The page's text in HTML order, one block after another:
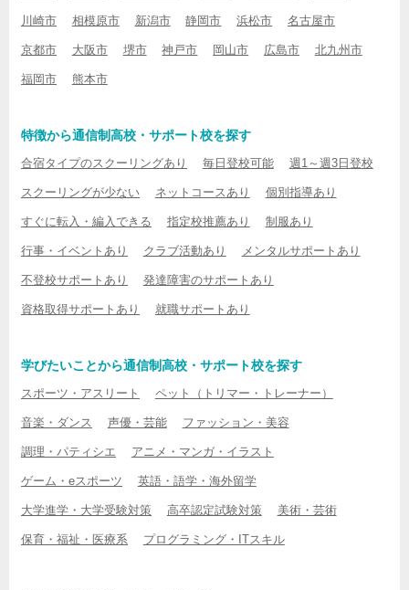
川崎市 相模原市 新潟市 静岡市 浜松市 名古屋市
京都市 大阪市 堺市 神戸市 岡山市 広島市 北九州市
福岡市 熊本市
特徴から通信制高校・サポート校を探す
合宿タイプのスクーリングあり 毎日登校可能 週1～週3日登校
スクーリングが少ない ネットコースあり 個別指導あり
すぐに転入・編入できる 指定校推薦あり 制服あり
行事・イベントあり クラブ活動あり メンタルサポートあり
不登校サポートあり 発達障害のサポートあり
資格取得サポートあり 就職サポートあり
学びたいことから通信制高校・サポート校を探す
スポーツ・アスリート ペット（トリマー・トレーナー）
音楽・ダンス 声優・芸能 ファッション・美容
調理・パティシエ アニメ・マンガ・イラスト
ゲーム・eスポーツ 英語・語学・海外留学
大学進学・大学受験対策 高卒認定試験対策 美術・芸術
保育・福祉・医療系 プログラミング・ITスキル